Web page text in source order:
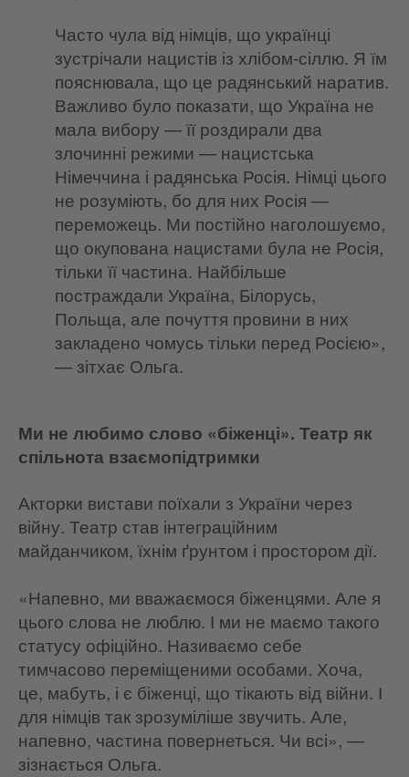
Часто чула від німців, що українці
зустрічали нацистів із хлібом-сіллю. Я їм
пояснювала, що це радянський наратив.
Важливо було показати, що Україна не
мала вибору — її роздирали два
злочинні режими — нацистська
Німеччина і радянська Росія. Німці цього
не розуміють, бо для них Росія —
переможець. Ми постійно наголошуємо,
що окупована нацистами була не Росія,
тільки її частина. Найбільше
постраждали Україна, Білорусь,
Польща, але почуття провини в них
закладено чомусь тільки перед Росією»,
— зітхає Ольга.
Ми не любимо слово «біженці». Театр як
спільнота взаємопідтримки
Акторки вистави поїхали з України через
війну. Театр став інтеграційним
майданчиком, їхнім ґрунтом і простором дії.
«Напевно, ми вважаємося біженцями. Але я
цього слова не люблю. І ми не маємо такого
статусу офіційно. Називаємо себе
тимчасово переміщеними особами. Хоча,
це, мабуть, і є біженці, що тікають від війни. І
для німців так зрозуміліше звучить. Але,
напевно, частина повернеться. Чи всі», —
зізнається Ольга.